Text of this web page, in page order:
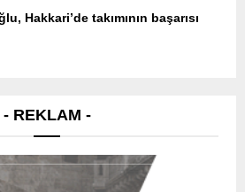
Hakkari’de takımının başarısı
- REKLAM -